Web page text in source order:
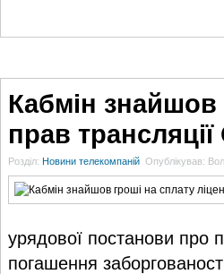
Кабмін знайшов
прав
Розділ: Новини телекомпаній Опублікував:
урядової постанови про
погашення